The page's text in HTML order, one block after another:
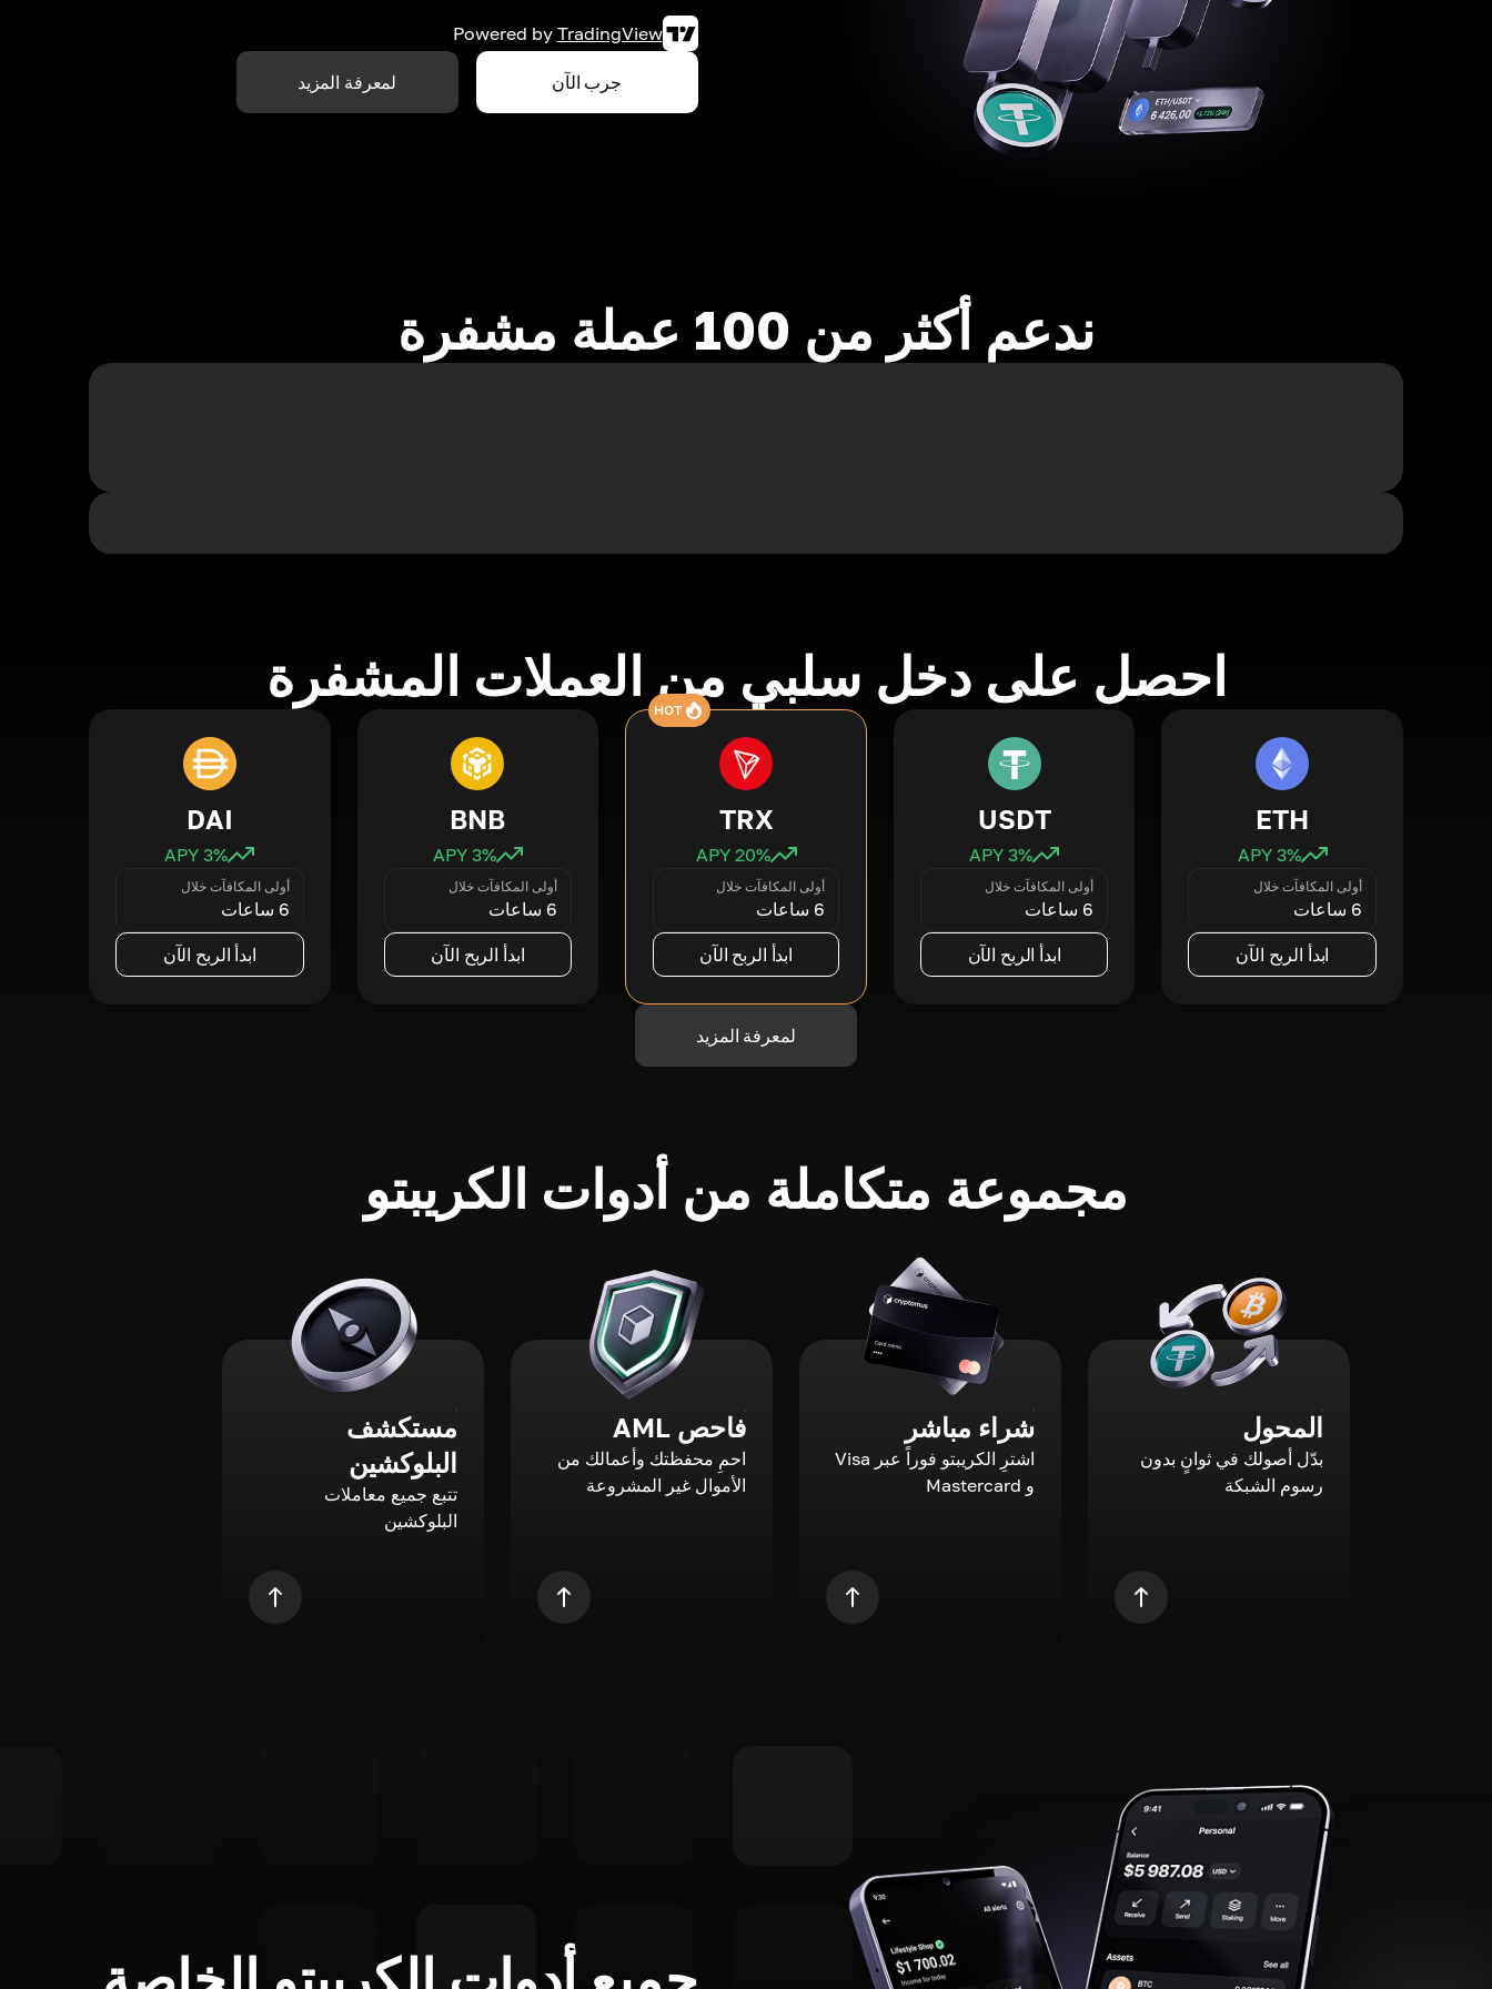
Powered by TradingView
جرب الآن لمعرفة المزيد
ندعم أكثر من 100 عملة مشفرة
احصل على دخل سلبي من العملات المشفرة
ETH
3% APY
أولى المكافآت خلال
6 ساعات
ابدأ الربح الآن
USDT
3% APY
أولى المكافآت خلال
6 ساعات
ابدأ الربح الآن
HOT
TRX
20% APY
أولى المكافآت خلال
6 ساعات
ابدأ الربح الآن
BNB
3% APY
أولى المكافآت خلال
6 ساعات
ابدأ الربح الآن
DAI
3% APY
أولى المكافآت خلال
6 ساعات
ابدأ الربح الآن
لمعرفة المزيد
مجموعة متكاملة من أدوات الكريبتو
المحول
بدّل أصولك في ثوانٍ بدون
رسوم الشبكة
شراء مباشر
اشترِ الكريبتو فوراً عبر Visa
و Mastercard
فاحص AML
احمِ محفظتك وأعمالك من
الأموال غير المشروعة
مستكشف
البلوكشين
تتبع جميع معاملات
البلوكشين